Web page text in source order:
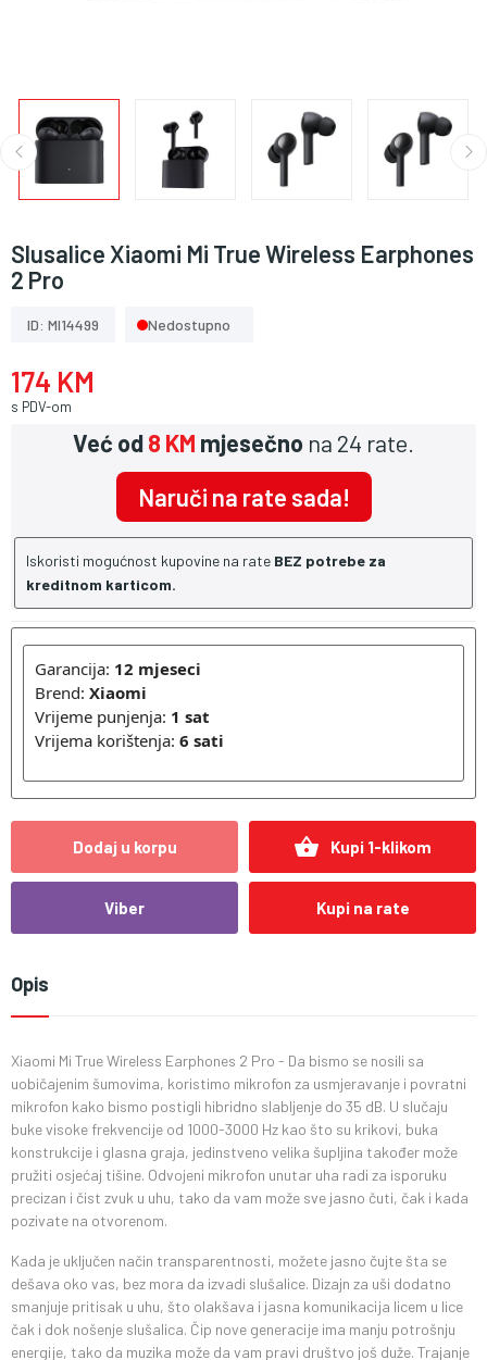
Slusalice Xiaomi Mi True Wireless Earphones
2 Pro
ID: MI14499 Nedostupno
174 KM
s PDV-om
Već od8 KM mjesečno na 24 rate.
Naruči na rate sada!
Iskoristi mogućnost kupovine na rate BEZ potrebe za
kreditnom karticom.
Garancija: 12 mjeseci
Brend: Xiaomi
Vrijeme punjenja: 1 sat
Vrijema korištenja: 6 sati
Dodaj u korpu shopping_basket Kupi 1-klikom
Viber Kupi na rate
Opis
Xiaomi Mi True Wireless Earphones 2 Pro - Da bismo se nosili sa
uobičajenim šumovima, koristimo mikrofon za usmjeravanje i povratni
mikrofon kako bismo postigli hibridno slabljenje do 35 dB. U slučaju
buke visoke frekvencije od 1000-3000 Hz kao što su krikovi, buka
konstrukcije i glasna graja, jedinstveno velika šupljina također može
pružiti osjećaj tišine. Odvojeni mikrofon unutar uha radi za isporuku
precizan i čist zvuk u uhu, tako da vam može sve jasno čuti, čak i kada
pozivate na otvorenom.
Kada je uključen način transparentnosti, možete jasno čujte šta se
dešava oko vas, bez mora da izvadi slušalice. Dizajn za uši dodatno
smanjuje pritisak u uhu, što olakšava i jasna komunikacija licem u lice
čak i dok nošenje slušalica. Čip nove generacije ima manju potrošnju
energije, tako da muzika može da vam pravi društvo još duže. Trajanje